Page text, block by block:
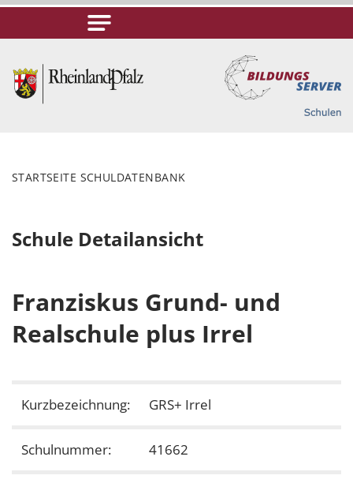
STARTSEITE SCHULDATENBANK
Schule Detailansicht
Franziskus Grund- und
Realschule plus Irrel
Kurzbezeichnung: GRS+ Irrel
Schulnummer: 41662